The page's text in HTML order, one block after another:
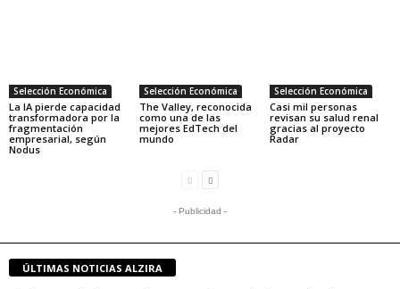
Selección Económica
La IA pierde capacidad
transformadora por la
fragmentación
empresarial, según
Nodus
Selección Económica
The Valley, reconocida
como una de las
mejores EdTech del
mundo
Selección Económica
Casi mil personas
revisan su salud renal
gracias al proyecto
Radar
- Publicidad -
ÚLTIMAS NOTICIAS ALZIRA